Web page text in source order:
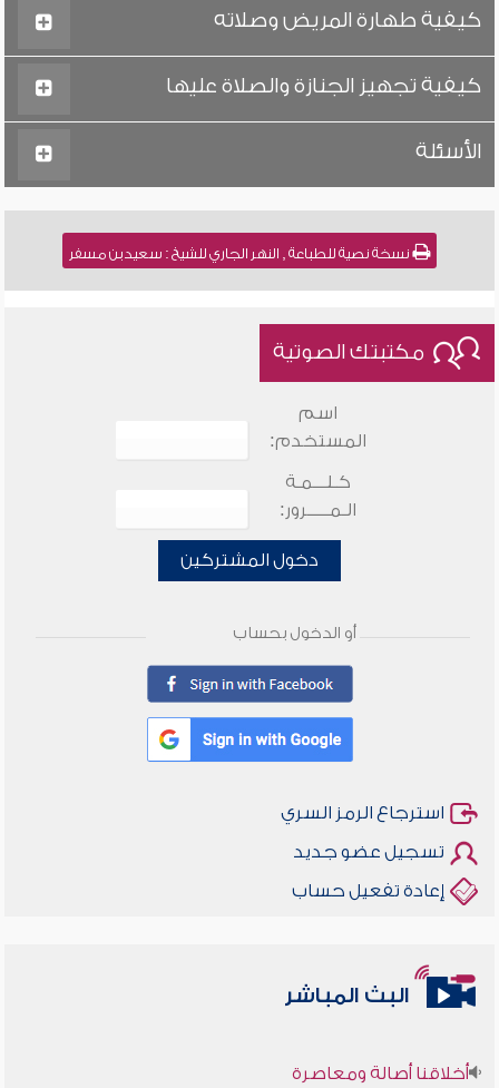
كيفية طهارة المريض وصلاته
كيفية تجهيز الجنازة والصلاة عليها
الأسئلة
نسخة نصية للطباعة , النهر الجاري للشيخ : سعيد بن مسفر
مكتبتك الصوتية
اسم
المستخدم:
كـلـــمـة
الـمـــــرور:
دخول المشتركين
أو الدخول بحساب
استرجاع الرمز السري
تسجيل عضو جديد
إعادة تفعيل حساب
البث المباشر
أخلاقنا أصالة ومعاصرة